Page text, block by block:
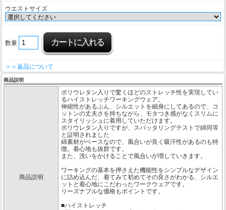
ウエストサイズ
数量
＞＞返品について
商品説明
商品説明
ポリウレタン入りで驚くほどのストレッチ性を実現してい
るハイストレッチワーキングウェア。
伸縮性があるぶん、シルエットを細身にしてあるので、コ
ットンの丈夫さを持ちながら、モタつき感がなくスリムに
スタイリッシュに着用していただけます。
ポリウレタン入りですが、スパッタリングテストで綿同等
と証明されました
綿素材がベースなので、風合いが良く吸汗性があるのも特
徴。着心地も抜群です。
また、洗いをかけることで風合いが増していきます。
ワーキングの基本を押さえた機能性をシンプルなデザイン
に詰め込んだ、着てみて初めてその良さがわかる、シルエ
ットと着心地にこだわったワークウェアです。
リーズナブルな価格もポイントです。
■ハイストレッチ